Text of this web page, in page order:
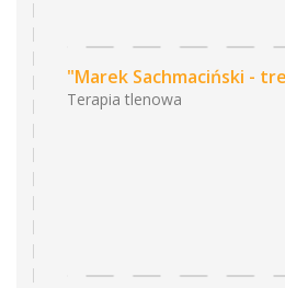
"Marek Sachmaciński -
Terapia tlenowa